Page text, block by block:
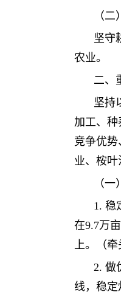
（
坚守
农业。
二、
坚持
加工、
竞争优
业、桉叶
（
1. 稳
在9.7万
上。（牵
2. 做
线，稳